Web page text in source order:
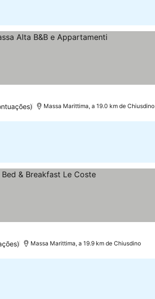
Massa Marittima, a 19.0 km de Chiusdino
Massa Marittima, a 19.9 km de Chiusdino